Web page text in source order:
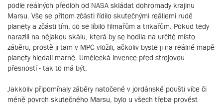
podle reálných předloh od NASA skládat dohromady krajinu
Marsu. Vše se přitom zčásti řídilo skutečnými reáliemi rudé
planety a zčásti tím, co se líbilo filmařům a trikařům. Pokud tedy
narazili na nějakou skálu, která by se hodila na určité místo
záběru, prostě ji tam v MPC vložili, ačkoliv byste ji na reálné mapě
planety hledali marně. Umělecká invence před strojovou
přesností - tak to má být.
Jakkoliv připomínaly záběry natočené v jordánské poušti více či
méně povrch skutečného Marsu, bylo u všech třeba provést